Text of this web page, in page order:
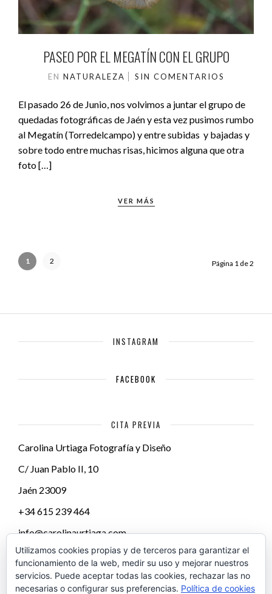
PASEO POR EL MEGATÍN CON EL GRUPO
EN NATURALEZA SIN COMENTARIOS
El pasado 26 de Junio, nos volvimos a juntar el grupo de
quedadas fotográficas de Jaén y esta vez pusimos rumbo
al Megatín (Torredelcampo) y entre subidas y bajadas y
sobre todo entre muchas risas, hicimos alguna que otra
foto […]
VER MÁS
1 2 Página 1 de 2
INSTAGRAM
FACEBOOK
CITA PREVIA
Carolina Urtiaga Fotografía y Diseño
C/ Juan Pablo II, 10
Jaén 23009
+34 615 239 464
info@carolinaurtiaga.com
Utilizamos cookies propias y de terceros para garantizar el
funcionamiento de la web, medir su uso y mejorar nuestros
servicios. Puede aceptar todas las cookies, rechazar las no
necesarias o configurar sus preferencias. Política de cookies